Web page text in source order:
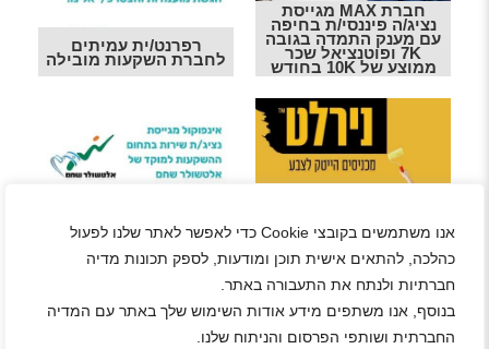
אנו משתמשים בקובצי Cookie כדי לאפשר לאתר שלנו לפעול
כהלכה, להתאים אישית תוכן ומודעות, לספק תכונות מדיה
חברתיות ולנתח את התעבורה באתר.
בנוסף, אנו משתפים מידע אודות השימוש שלך באתר עם המדיה
החברתית ושותפי הפרסום והניתוח שלנו.
חברת MAX מגייסת
נציג/ה פיננסי/ת בחיפה
עם מענק התמדה בגובה
7K ופוטנציאל שכר
ממוצע של 10K בחודש
רפרנט/ית עמיתים
לחברת השקעות מובילה
נירלט מגייסת נציג/ת
שירות לקוחות פרונטלי
לסניף בנשר
נציגי/ות חווית שירות
ההשקעות למוקד בצק
למה כדאי לעבוד בקרית טבעון